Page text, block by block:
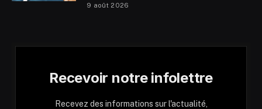
9 août 2026
Recevoir notre infolettre
Recevez des informations sur l'actualité,